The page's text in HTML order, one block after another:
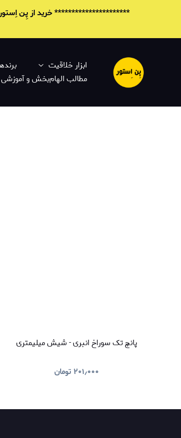
********************** خرید از پِن اِستور
ابزار خلاقیت
مطالب الهام‌بخش و آموزشی
پانچ تک سوراخ انبری - شیش میلیمتری
۲۰۱٫۰۰۰ تومان